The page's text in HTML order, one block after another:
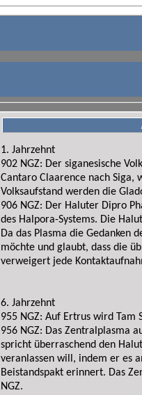
1. Jahrzehnt
902 NGZ: Der siganesische
Cantaro Claarence nach Siga,
Volksaufstand werden die
906 NGZ: Der Haluter Dipro
des Halpora-Systems. Die
Da das Plasma die Gedanken
möchte und glaubt, dass die
verweigert jede
6. Jahrzehnt
955 NGZ: Auf Ertrus wird Tam
956 NGZ: Das Zentralplasma
spricht überraschend den
veranlassen will, indem er es
Beistandspakt erinnert. Das
NGZ.